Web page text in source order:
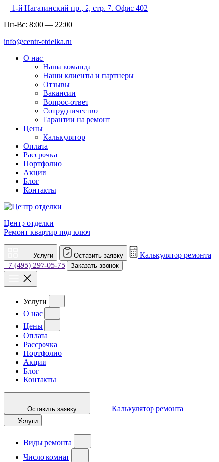
1-й Нагатинский пр., 2, стр. 7. Офис 402
Пн-Вс: 8:00 — 22:00
info@centr-otdelka.ru
О нас
Наша команда
Наши клиенты и партнеры
Отзывы
Вакансии
Вопрос-ответ
Сотрудничество
Гарантии на ремонт
Цены
Калькулятор
Оплата
Рассрочка
Портфолио
Акции
Блог
Контакты
Центр отделки
Ремонт квартир под ключ
Услуги Оставить заявку
Калькулятор ремонта
+7 (495) 297-05-75
Заказать звонок
Услуги
О нас
Цены
Оплата
Рассрочка
Портфолио
Акции
Блог
Контакты
Оставить заявку Калькулятор ремонта
Услуги
Виды ремонта
Число комнат